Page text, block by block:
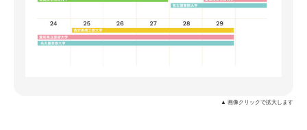
▲ 画像クリックで拡大します